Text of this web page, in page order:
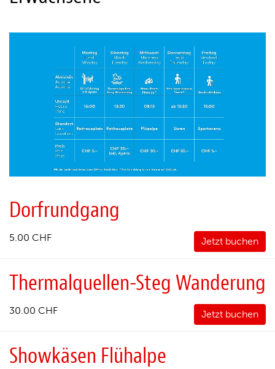
Dorfrundgang
5.00 CHF Jetzt buchen
Thermalquellen-Steg Wanderung
30.00 CHF Jetzt buchen
Showkäsen Flühalpe